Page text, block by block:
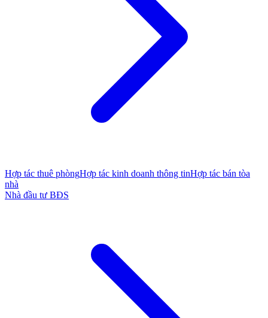
Hợp tác thuê phòngHợp tác kinh doanh thông tinHợp tác bán tòa
nhà
Nhà đầu tư BĐS